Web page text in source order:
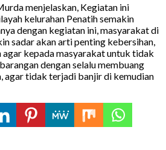
menjelaskan, Kegiatan ini
kelurahan Penatih semakin
dengan kegiatan ini, masyarakat di
sadar akan arti penting kebersihan,
kepada masyarakat untuk tidak
dengan selalu membuang
agar tidak terjadi banjir di kemudian